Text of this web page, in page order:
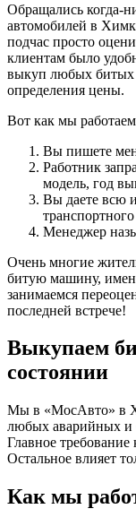
Обращались когда-
автомобилей в
подчас просто
клиентам было
выкуп любых битых
определения цены.
Вот как мы
Вы пишете
Работник
модель, год
Вы даете всю
Менеджер
Очень многие
битую машину,
занимаемся
последней встрече!
Выкупаем
состоянии
Мы в «МосАвто» в
любых аварийных и
Главное
Остальное влияет
Как мы